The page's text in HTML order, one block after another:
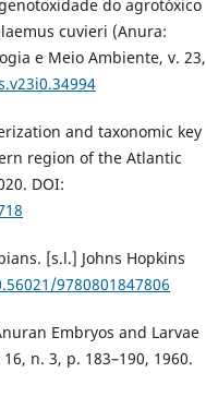
do agrotóxico
cuvieri (Anura:
e Meio Ambiente, v. 23,
and taxonomic key
region of the Atlantic
DOI:
[s.l.] Johns Hopkins
9780801847806
Embryos and Larvae
n. 3, p. 183–190, 1960.